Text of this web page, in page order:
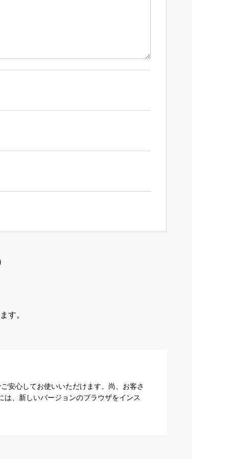
す。
安心してお使いいただけます。尚、お客さ
、新しいバージョンのブラウザをインス